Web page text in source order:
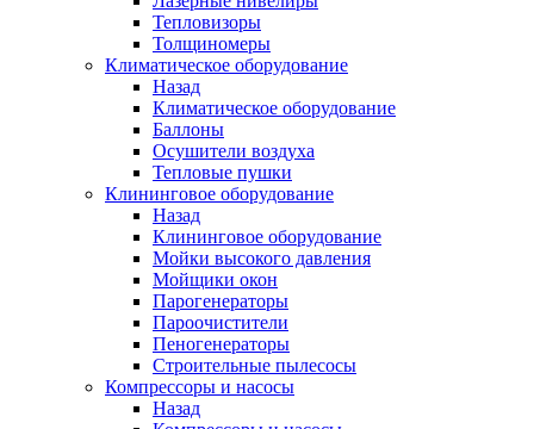
Тепловизоры
Толщиномеры
Климатическое оборудование
Назад
Климатическое оборудование
Баллоны
Осушители воздуха
Тепловые пушки
Клининговое оборудование
Назад
Клининговое оборудование
Мойки высокого давления
Мойщики окон
Парогенераторы
Пароочистители
Пеногенераторы
Строительные пылесосы
Компрессоры и насосы
Назад